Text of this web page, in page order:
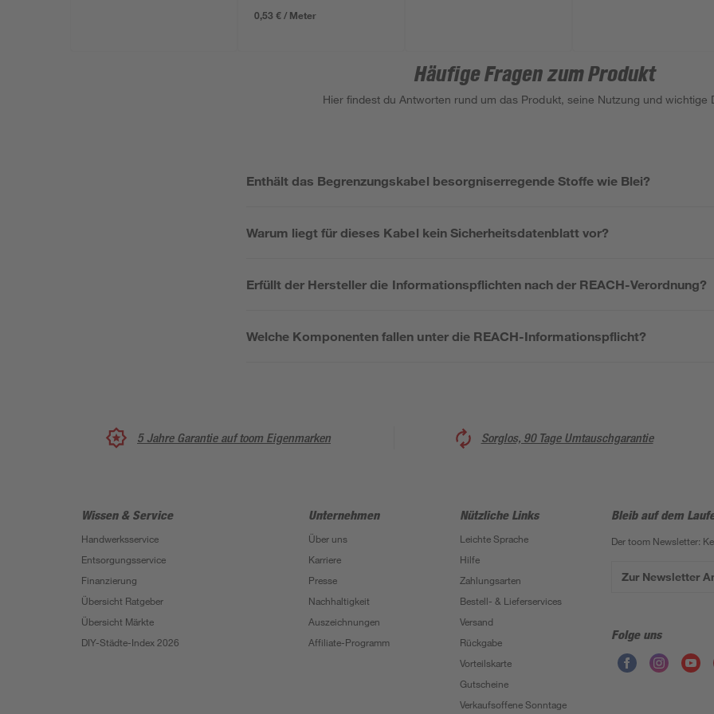
0,53 € / Meter
Häufige Fragen zum Produkt
Hier findest du Antworten rund um das Produkt, seine Nutzung und wichtige
Enthält das Begrenzungskabel besorgniserregende Stoffe wie Blei?
Warum liegt für dieses Kabel kein Sicherheitsdatenblatt vor?
Erfüllt der Hersteller die Informationspflichten nach der REACH-Verordnung?
Welche Komponenten fallen unter die REACH-Informationspflicht?
5 Jahre Garantie auf toom Eigenmarken Sorglos, 90 Tage Umtauschgarantie
Wissen & Service
Handwerksservice
Entsorgungsservice
Finanzierung
Übersicht Ratgeber
Übersicht Märkte
DIY-Städte-Index 2026
Unternehmen
Über uns
Karriere
Presse
Nachhaltigkeit
Auszeichnungen
Affiliate-Programm
Nützliche Links
Leichte Sprache
Hilfe
Zahlungsarten
Bestell- & Lieferservices
Versand
Rückgabe
Vorteilskarte
Gutscheine
Verkaufsoffene Sonntage
Bleib auf dem
Der toom Newsletter:
Zur Newsletter
Folge uns